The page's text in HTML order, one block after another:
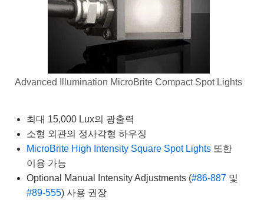
Components
Sputtering) Coated Optics
Elements (DOE)
신제품
Objectives
Filters
Targets
Stage Micrometers
Mechanics
Accessories
and Optomechanics
또는 제품생산Tomography
Development Systems
Optical Company
또는 제품생산
Targets
and Detection
and Detection
and Production
Advanced Illumination MicroBrite Compact Spot Lights
최대 15,000 Lux의 광출력
소형 외관의 정사각형 하우징
MicroBrite High Intensity Square Spot Lights 또한
이용 가능
Optional Manual Intensity Adjustments (#86-887 및
#89-555) 사용 권장